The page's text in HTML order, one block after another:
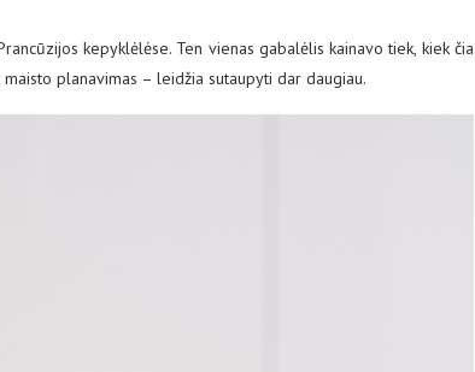
kepyklėlėse. Ten vienas gabalėlis kainavo tiek, kiek čia
planavimas – leidžia sutaupyti dar daugiau.